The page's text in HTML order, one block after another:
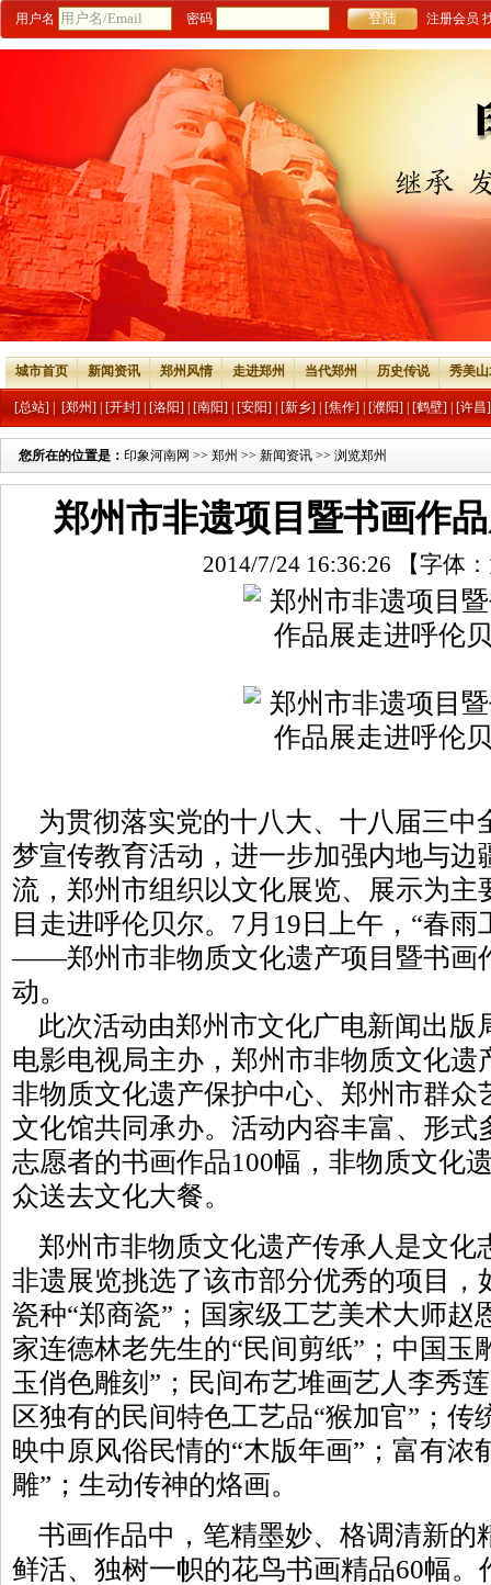
用户名 密码 注册会员
城市首页 新闻资讯 郑州风情 走进郑州 当代郑州 历史传说 秀美
[总站] [郑州] [开封] [洛阳] [南阳] [安阳] [新乡] [焦作] [濮阳] [鹤壁] [许昌]
您所在的位置是： 印象河南网 >> 郑州 >> 新闻资讯 >> 浏览郑州
郑州市非遗项目暨书画作
2014/7/24 16:36:26 【字体：
为贯彻落实党的十八大、十八届三中
梦宣传教育活动，进一步加强内地与边
流，郑州市组织以文化展览、展示为主
目走进呼伦贝尔。7月19日上午，“春雨
——郑州市非物质文化遗产项目暨书画
动。
此次活动由郑州市文化广电新闻出版
电影电视局主办，郑州市非物质文化遗
非物质文化遗产保护中心、郑州市群众
文化馆共同承办。活动内容丰富、形式
志愿者的书画作品100幅，非物质文化
众送去文化大餐。
郑州市非物质文化遗产传承人是文化
非遗展览挑选了该市部分优秀的项目，
瓷种“郑商瓷”；国家级工艺美术大师赵
家连德林老先生的“民间剪纸”；中国玉
玉俏色雕刻”；民间布艺堆画艺人李秀
区独有的民间特色工艺品“猴加官”；传
映中原风俗民情的“木版年画”；富有浓
雕”；生动传神的烙画。
书画作品中，笔精墨妙、格调清新的
鲜活、独树一帜的花鸟书画精品60幅。